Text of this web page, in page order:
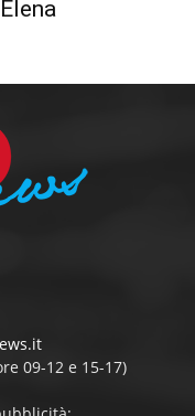
09-12 e 15-17)